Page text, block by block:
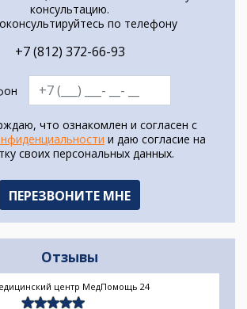
консультацию.
по телефону
+7 (812) 372-66-93
что ознакомлен и согласен с
и даю согласие на
своих персональных данных.
Отзывы
центр МедПомощь 24